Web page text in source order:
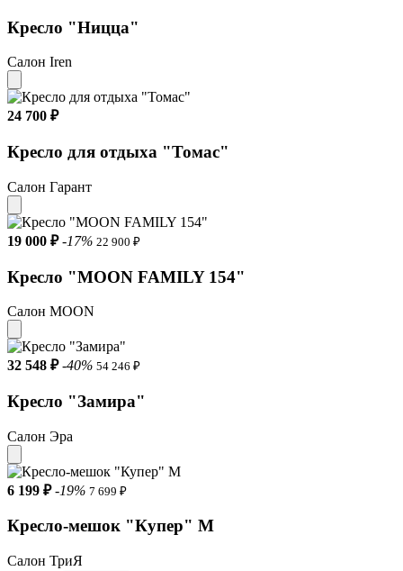
Кресло "Ницца"
Салон Iren
24 700 ₽
Кресло для отдыха "Томас"
Салон Гарант
19 000 ₽ -17% 22 900 ₽
Кресло "MOON FAMILY 154"
Салон MOON
32 548 ₽ -40% 54 246 ₽
Кресло "Замира"
Салон Эра
6 199 ₽ -19% 7 699 ₽
Кресло-мешок "Купер" М
Салон ТриЯ